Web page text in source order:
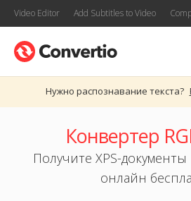
Video Editor Add Subtitles to Video
Нужно распознавание текста?
Конвертер
Получите XPS-
онлайн